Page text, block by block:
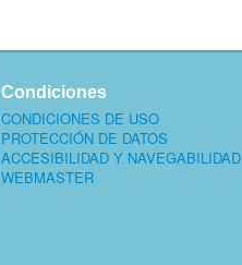
Condiciones
CONDICIONES DE USO
PROTECCIÓN DE DATOS
ACCESIBILIDAD Y NAVEGABILIDAD
WEBMASTER